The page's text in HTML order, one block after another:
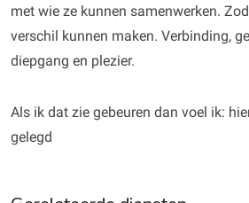
met wie ze kunnen samenwerken.
verschil kunnen maken. Verbinding,
diepgang en plezier.
Als ik dat zie gebeuren dan voel ik:
gelegd